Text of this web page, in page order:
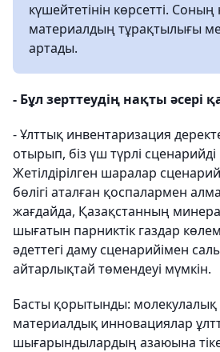
күшейтетінін көрсетті.
материалдың тұрақтылығы мен
артады.
- Бұл зерттеудің нақты әсері
- Ұлттық инвентаризация
отырып, біз үш түрлі сценарийді
Жетілдірілген шаралар
бөлігі аталған қоспалармен
жағдайда, Қазақстанның
шығатын парниктік газдар
әдеттегі даму сценарийімен
айтарлықтай төмендеуі мүмкін.
Басты қорытынды: молекулалық
материалдық инновациялар
шығарындылардың азаюына